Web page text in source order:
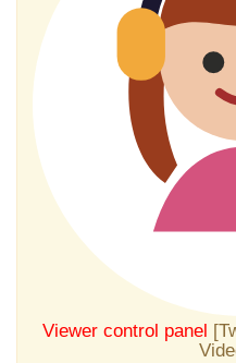
Viewer control panel